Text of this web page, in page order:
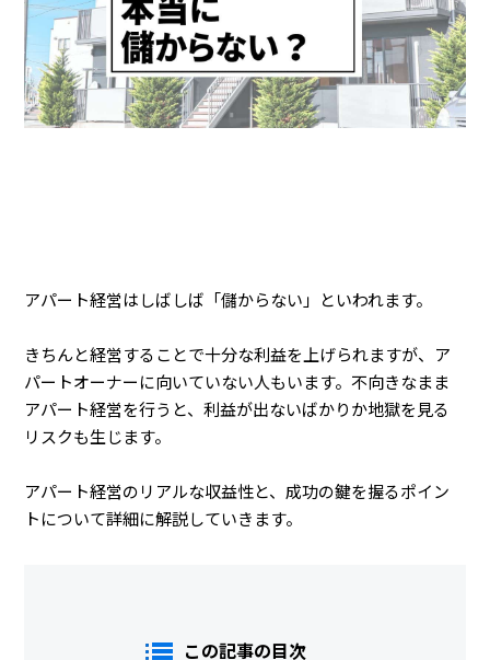
アパート経営はしばしば「儲からない」といわれます。
きちんと経営することで十分な利益を上げられますが、ア
パートオーナーに向いていない人もいます。不向きなまま
アパート経営を行うと、利益が出ないばかりか地獄を見る
リスクも生じます。
アパート経営のリアルな収益性と、成功の鍵を握るポイン
トについて詳細に解説していきます。
この記事の目次